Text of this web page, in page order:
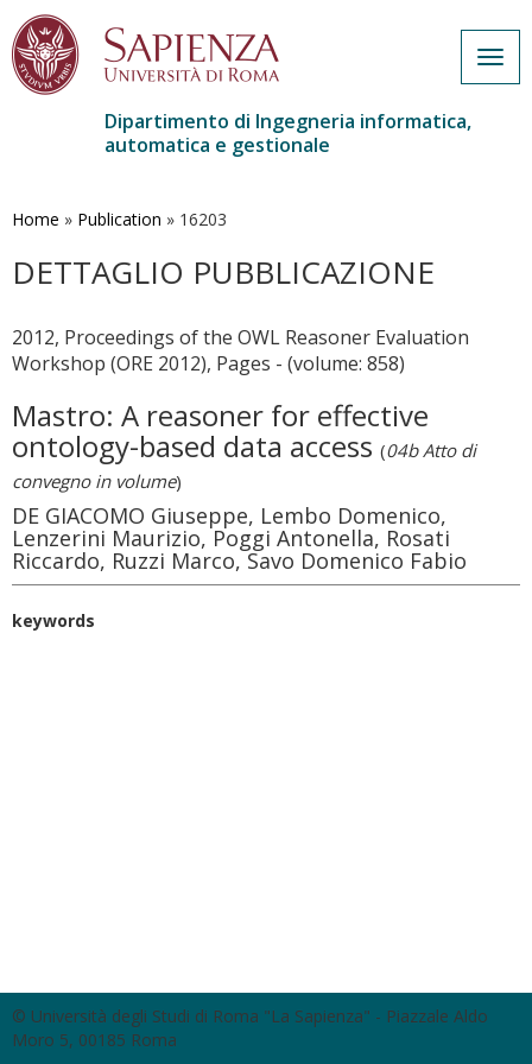
contenuto
Dipartimento di Ingegneria informatica,
automatica e gestionale
Home » Publication » 16203
DETTAGLIO PUBBLICAZIONE
2012, Proceedings of the OWL Reasoner Evaluation
Workshop (ORE 2012), Pages - (volume: 858)
Mastro: A reasoner for effective
ontology-based data access (04b Atto di
convegno in volume)
DE GIACOMO Giuseppe, Lembo Domenico,
Lenzerini Maurizio, Poggi Antonella, Rosati
Riccardo, Ruzzi Marco, Savo Domenico Fabio
keywords
© Università degli Studi di Roma "La Sapienza" - Piazzale Aldo
Moro 5, 00185 Roma